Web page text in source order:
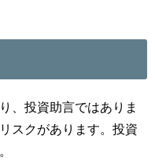
、投資助言ではありま
スクがあります。投資